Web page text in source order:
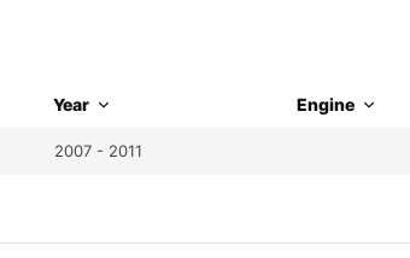
Year Engine
2007 - 2011